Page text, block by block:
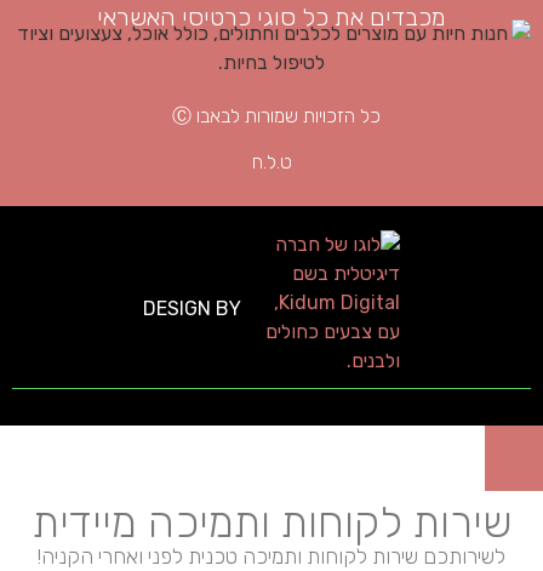
מכבדים את כל סוגי כרטיסי האשראי
כל הזכויות שמורות לבאבו Ⓒ
ט.ל.ח
DESIGN BY
שירות לקוחות ותמיכה מיידית
לשירותכם שירות לקוחות ותמיכה טכנית לפני ואחרי הקניה!